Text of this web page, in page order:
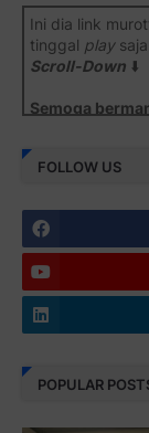
Ini dia link
tinggal play
Scroll-Down ⬇️
Semoga
Juz 1 ⇨
Juz 3 ⇨ http://
Juz 4 ⇨ http://
Juz 5 ⇨ http://
FOLLOW US
POPULAR